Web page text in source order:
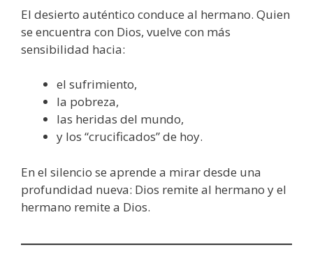
El desierto auténtico conduce al hermano. Quien
se encuentra con Dios, vuelve con más
sensibilidad hacia:
el sufrimiento,
la pobreza,
las heridas del mundo,
y los “crucificados” de hoy.
En el silencio se aprende a mirar desde una
profundidad nueva: Dios remite al hermano y el
hermano remite a Dios.